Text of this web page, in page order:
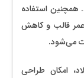
همچنین استفاده
قالب و کاهش
می‌شود.
امکان طراحی